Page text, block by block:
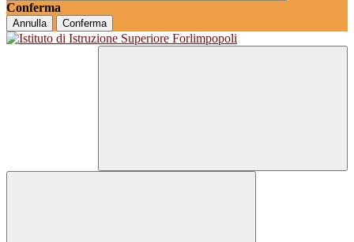
Conferma
Annulla Conferma